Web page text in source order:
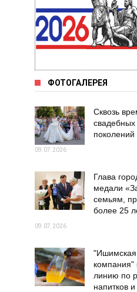
ФОТОГАЛЕРЕЯ
Сквозь
свадебных
09.07.2026
Глава
медали
семьям,
более 25
09.07.2026
"Ишимская
компания"
линию по
напитков и